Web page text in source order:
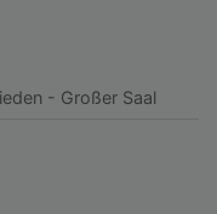
- Großer Saal